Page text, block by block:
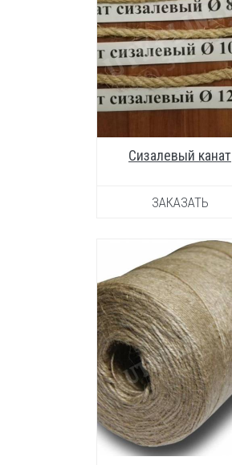
УВЕЛИЧИТЬ ФОТО
Сизалевый канат
ЗАКАЗАТЬ
УВЕЛИЧИТЬ ФОТО